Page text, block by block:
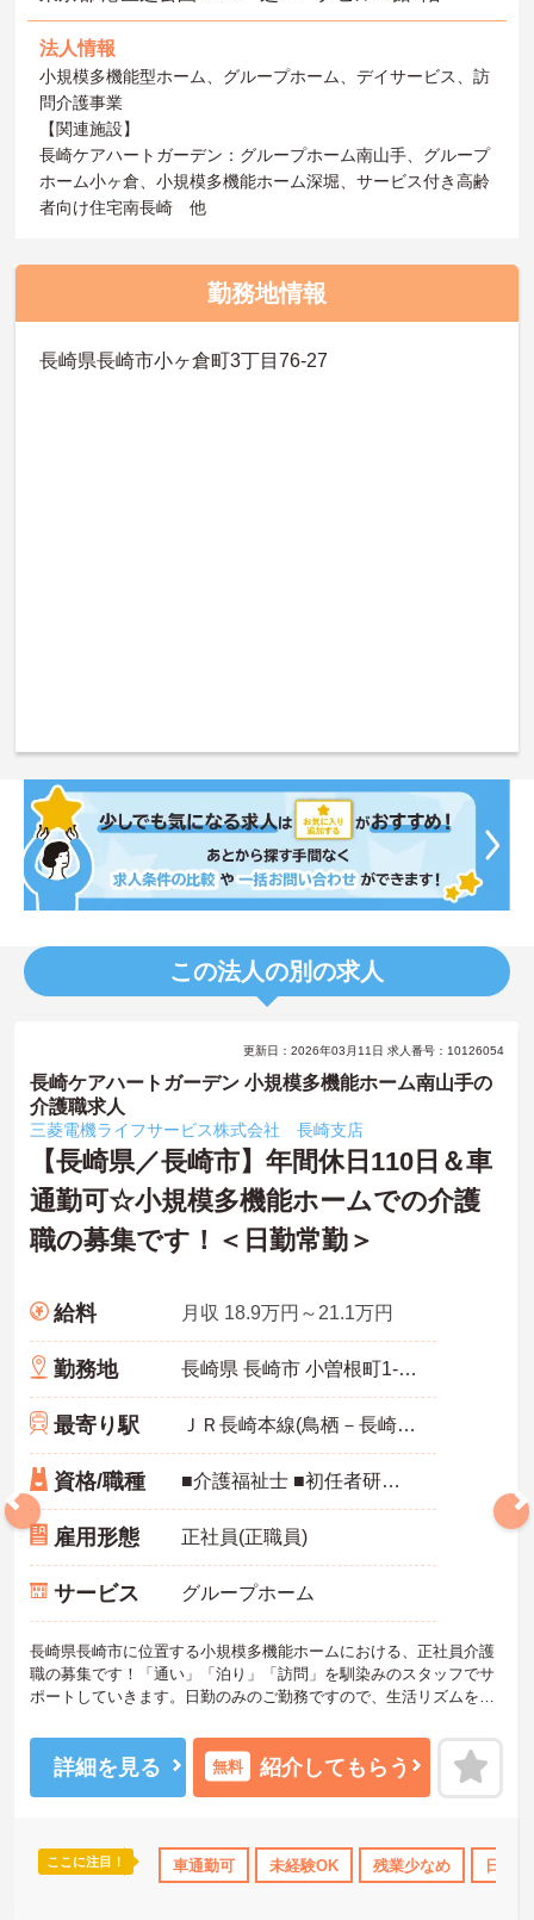
法人情報
小規模多機能型ホーム、グループホーム、デイサービス、訪
問介護事業
【関連施設】
長崎ケアハートガーデン：グループホーム南山手、グループ
ホーム小ヶ倉、小規模多機能ホーム深堀、サービス付き高齢
者向け住宅南長崎 他
勤務地情報
長崎県長崎市小ヶ倉町3丁目76-27
この法人の別の求人
日勤のみ 年間休日110日以上 研修制度あり 産休･育休･
更新日：2026年03月11日 求人番号：10126054
長崎ケアハートガーデン 小規模多機能ホーム南山手の
介護職求人
三菱電機ライフサービス株式会社 長崎支店
【長崎県／長崎市】年間休日110日＆車
通勤可☆小規模多機能ホームでの介護
職の募集です！＜日勤常勤＞
給料 月収 18.9万円～21.1万円
勤務地 長崎県 長崎市 小曽根町1-33 マルタヤ南山手クラブ
最寄り駅 ＪＲ長崎本線(鳥栖－長崎)「長崎(長崎)駅」バス・車5分
資格/職種 ■介護福祉士 ■初任者研修（ヘルパー2級）以上 ■普通自動車運転免許必須（AT限定可）
雇用形態 正社員(正職員)
サービス グループホーム
長崎県長崎市に位置する小規模多機能ホームにおける、正社員介護
職の募集です！「通い」「泊り」「訪問」を馴染みのスタッフでサ
ポートしていきます。日勤のみのご勤務ですので、生活リズムを整
しゃれな施設で職員も気持ちよく働けます。
ご興味ある方には、面接対策ポイントなど、さらに詳細をお話しい
たしますのでお気軽にご相談ください。
詳細を見る 無料 紹介してもらう
ここに注目！ 車通勤可 未経験OK 残業少なめ 日勤